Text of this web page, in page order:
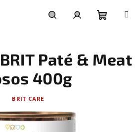
košík
Paté & Meat
400g
BRIT CARE